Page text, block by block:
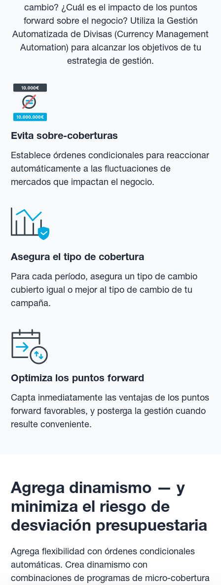
cambio? ¿Cuál es el impacto de los puntos
forward sobre el negocio? Utiliza la Gestión
Automatizada de Divisas (Currency Management
Automation) para alcanzar los objetivos de tu
estrategia de gestión.
Evita sobre-coberturas
Establece órdenes condicionales para reaccionar
automáticamente a las fluctuaciones de
mercados que impactan el negocio.
Asegura el tipo de cobertura
Para cada período, asegura un tipo de cambio
cubierto igual o mejor al tipo de cambio de tu
campaña.
Optimiza los puntos forward
Capta inmediatamente las ventajas de los puntos
forward favorables, y posterga la gestión cuando
resulte conveniente.
Agrega dinamismo — y
minimiza el riesgo de
desviación presupuestaria
Agrega flexibilidad con órdenes condicionales
automáticas. Crea dinamismo con
combinaciones de programas de micro-cobertura